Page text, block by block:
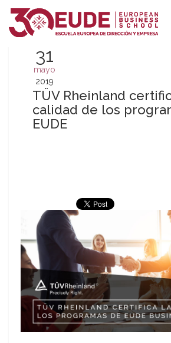
31
mayo
2019
TÜV Rheinland
calidad de los
EUDE